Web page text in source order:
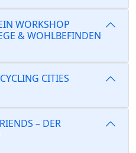
WORKSHOP
& WOHLBEFINDEN
CITIES
– DER